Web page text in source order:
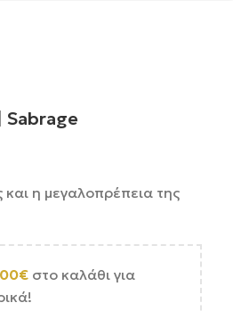
Sabrage
και η μεγαλοπρέπεια της
€ στο καλάθι για